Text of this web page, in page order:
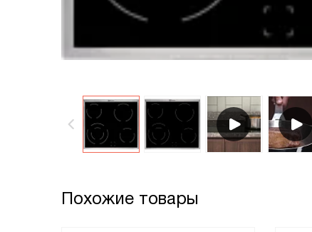
Похожие товары